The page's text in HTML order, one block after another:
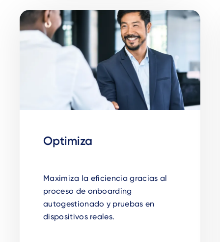
Optimiza
Maximiza la eficiencia gracias al
proceso de onboarding
autogestionado y pruebas en
dispositivos reales.